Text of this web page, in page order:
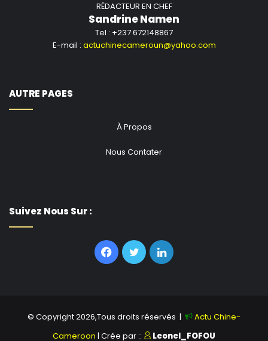
RÉDACTEUR EN CHEF
Sandrine Namen
Tel : +237 672148867
E-mail : actuchinecameroun@yahoo.com
AUTRE PAGES
À Propos
Nous Contater
Suivez Nous Sur :
Facebook
TwitterLinkedin
© Copyright 2026,Tous droits réservés |
Actu Chine-
Cameroon | Crée par :: Leonel_FOFOU